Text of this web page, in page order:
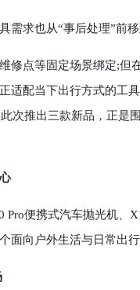
求也从“事后处理”前移
点等固定场景绑定;但
适配当下出行方式的工
次推出三款新品，正是
便携式汽车抛光机、
向户外生活与日常出行